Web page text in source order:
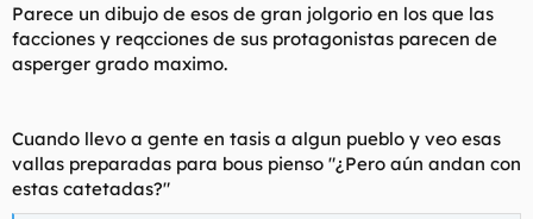
Parece un dibujo de esos de gran jolgorio en los que las
facciones y reqcciones de sus protagonistas parecen de
asperger grado maximo.
Cuando llevo a gente en tasis a algun pueblo y veo esas
vallas preparadas para bous pienso "¿Pero aún andan con
estas catetadas?"